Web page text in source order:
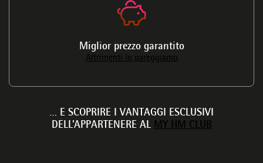
Altrimenti lo pareggiamo
Miglior prezzo garantito
… E SCOPRIRE I VANTAGGI ESCLUSIVI
DELL’APPARTENERE AL MY HM CLUB